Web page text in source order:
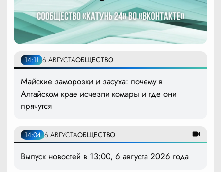
14:11 6 АВГУСТАОБЩЕСТВО
Майские заморозки и засуха: почему в
Алтайском крае исчезли комары и где они
прячутся
14:04 6 АВГУСТАОБЩЕСТВО
Выпуск новостей в 13:00, 6 августа 2026 года